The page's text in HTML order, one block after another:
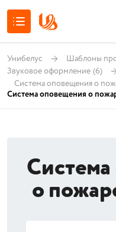
Унибелус Шаблоны
Звуковое оформление (6)
Система оповещения о
Система оповещения о
о